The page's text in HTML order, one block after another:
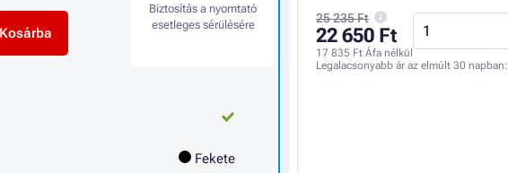
25 235 Ft
22 650 Ft
17 835 Ft Áfa nélkül
Legalacsonyabb ár az elmúlt 30 napban:
Biztosítás a nyomtató
esetleges sérülésére
Kosárba
Fekete